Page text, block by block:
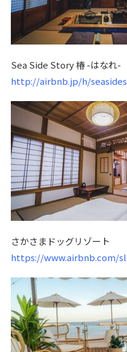
Sea Side Story 椿 -はなれ-
http://airbnb.jp/h/
さかさまドッグリゾート
https://www.airbnb.com/